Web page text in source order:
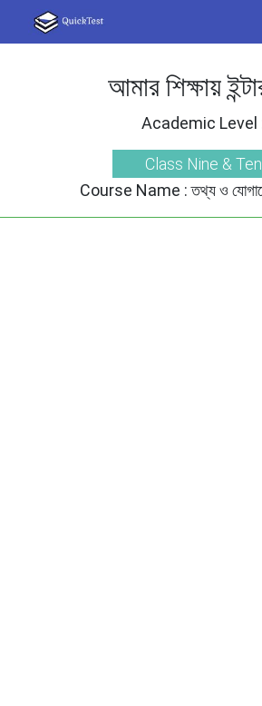
আমার শিক্ষায়
Academic Level
Class Nine & Ten
Course Name :তথ্য ও